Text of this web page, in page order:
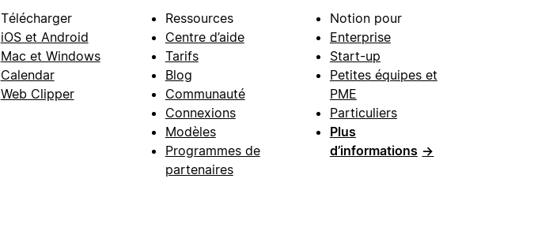
Télécharger
iOS et Android
Mac et Windows
Calendar
Web Clipper
Ressources
Centre d’aide
Tarifs
Blog
Communauté
Connexions
Modèles
Programmes de
partenaires
Notion pour
Enterprise
Start-up
Petites équipes et
PME
Particuliers
Plus
d’informations →